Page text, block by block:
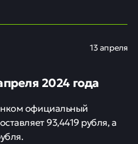
13 апреля
2024 года
официальный
93,4419 рубля, а